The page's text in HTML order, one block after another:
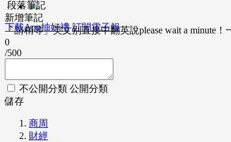
下載App抽好禮 訂閱電子報
段落筆記
新增筆記
「請稍等」英文別直接中翻英說please wait a minute
0
/500
不公開分類 公開分類
儲存
商周
財經